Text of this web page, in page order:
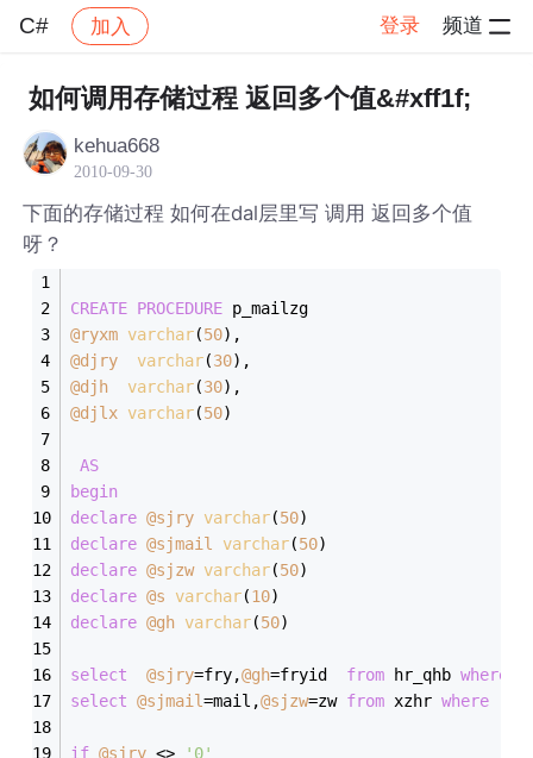
C# 加入 登录 频道
社区 C# 帖子详情
如何调用存储过程 返回多个值&#xff1f;
kehua668
2010-09-30
下面的存储过程 如何在dal层里写 调用 返回多个值
呀？
CREATE PROCEDURE p_mailzg
@ryxm varchar(50),
@djry
varchar(30),
@djh
varchar(30),
@djlx varchar(50)
AS
begin
declare @sjry varchar(50)
declare @sjmail varchar(50)
declare @sjzw varchar(50)
declare @s varchar(10)
declare @gh varchar(50)
select @sjry=fry,@gh=fryid from hr_qhb where
select @sjmail=mail,@sjzw=zw from xzhr where
if @sjry <>
'0'